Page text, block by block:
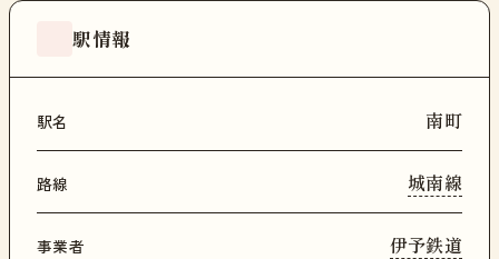
駅情報
駅名 南町
路線 城南線
事業者 伊予鉄道